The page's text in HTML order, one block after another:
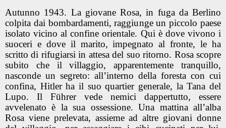
Autunno 1943. La giovane Rosa, in fuga da Berlino
colpita dai bombardamenti, raggiunge un piccolo paese
isolato vicino al confine orientale. Qui è dove vivono i
suoceri e dove il marito, impegnato al fronte, le ha
scritto di rifugiarsi in attesa del suo ritorno. Rosa scopre
subito che il villaggio, apparentemente tranquillo,
nasconde un segreto: all’interno della foresta con cui
confina, Hitler ha il suo quartier generale, la Tana del
Lupo. Il Führer vede nemici dappertutto, essere
avvelenato è la sua ossessione. Una mattina all’alba
Rosa viene prelevata, assieme ad altre giovani donne